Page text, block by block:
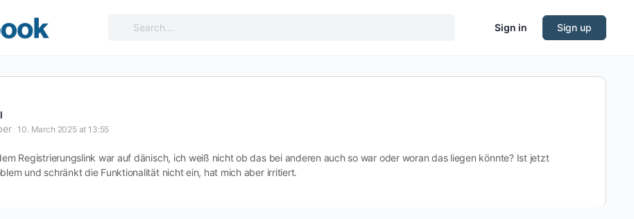
Search
Sign in Sign up
10. March 2025 at 13:55
Registrierungslink war auf dänisch, ich weiß nicht ob das bei anderen auch so war oder woran das liegen könnte? Ist jetzt
und schränkt die Funktionalität nicht ein, hat mich aber irritiert.